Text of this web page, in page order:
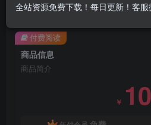
商品信息
商品简介
￥ 10
付费阅读
全站资源免费下载！每日更新！客